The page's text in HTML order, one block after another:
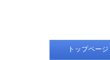
トップページ